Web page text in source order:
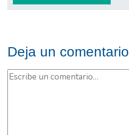
Deja un comentario